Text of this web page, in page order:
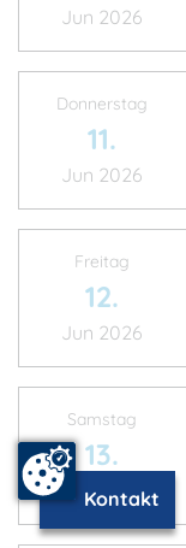
Jun 2026
Donnerstag
11.
Jun 2026
Freitag
12.
Jun 2026
Samstag
13.
Jun 2026
Kontakt